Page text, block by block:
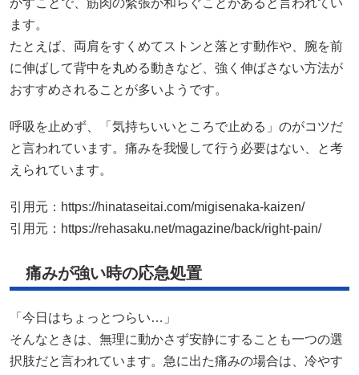
かすことで、筋肉の緊張が和らぐことがあると言われてい
ます。
たとえば、両肩をすくめてストンと落とす動作や、腕を前
に伸ばして背中を丸める動きなど、強く伸ばさない方法が
おすすめされることが多いようです。
呼吸を止めず、「気持ちいいところで止める」のがコツだ
と言われています。痛みを我慢して行う必要はない、と考
えられています。
引用元： https://hinataseitai.com/migisenaka-kaizen/
引用元： https://rehasaku.net/magazine/back/right-pain/
痛みが強い時の応急処置
「今日はちょっとつらい…」
そんなときは、無理に動かさず安静にすることも一つの選
択肢だと言われています。急に出た痛みの場合は、冷やす